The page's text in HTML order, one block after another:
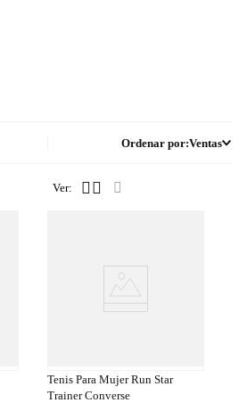
Ordenar por Ventas
Tenis Para Mujer Run Star
Trainer Converse